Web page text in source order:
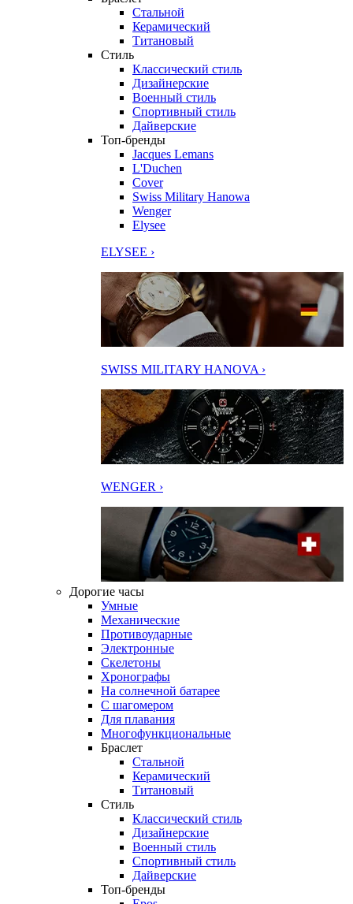
Стальной
Керамический
Титановый
Стиль
Классический стиль
Дизайнерские
Военный стиль
Спортивный стиль
Дайверские
Топ-бренды
Jacques Lemans
L'Duchen
Cover
Swiss Military Hanowa
Wenger
Elysee
ELYSEE ›
SWISS MILITARY HANOVA ›
WENGER ›
Дорогие часы
Умные
Механические
Противоударные
Электронные
Скелетоны
Хронографы
На солнечной батарее
С шагомером
Для плавания
Многофункциональные
Браслет
Стальной
Керамический
Титановый
Стиль
Классический стиль
Дизайнерские
Военный стиль
Спортивный стиль
Дайверские
Топ-бренды